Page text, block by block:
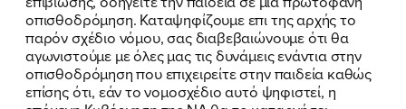
οπισθοδρόμηση. Καταψηφίζουμε επι της αρχής το
παρόν σχέδιο νόμου, σας διαβεβαιώνουμε ότι θα
αγωνιστούμε με όλες μας τις δυνάμεις ενάντια στην
οπισθοδρόμηση που επιχειρείτε στην παιδεία καθώς
επίσης ότι, εάν το νομοσχέδιο αυτό ψηφιστεί, η